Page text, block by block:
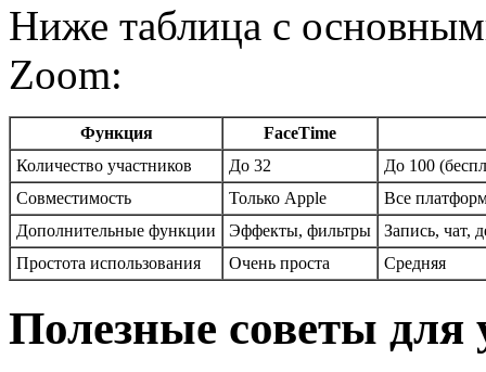
Ниже таблица с
Zoom:
Функция
FaceTime
Количество участников
До 32
До 100
Совместимость
Только Apple
Все
Дополнительные функции
Эффекты, фильтры
Запись, чат,
Простота использования
Очень проста Средняя
Полезные советы